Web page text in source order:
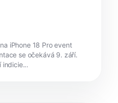
iPhone 18 Pro event
se očekává 9. září.
indicie...